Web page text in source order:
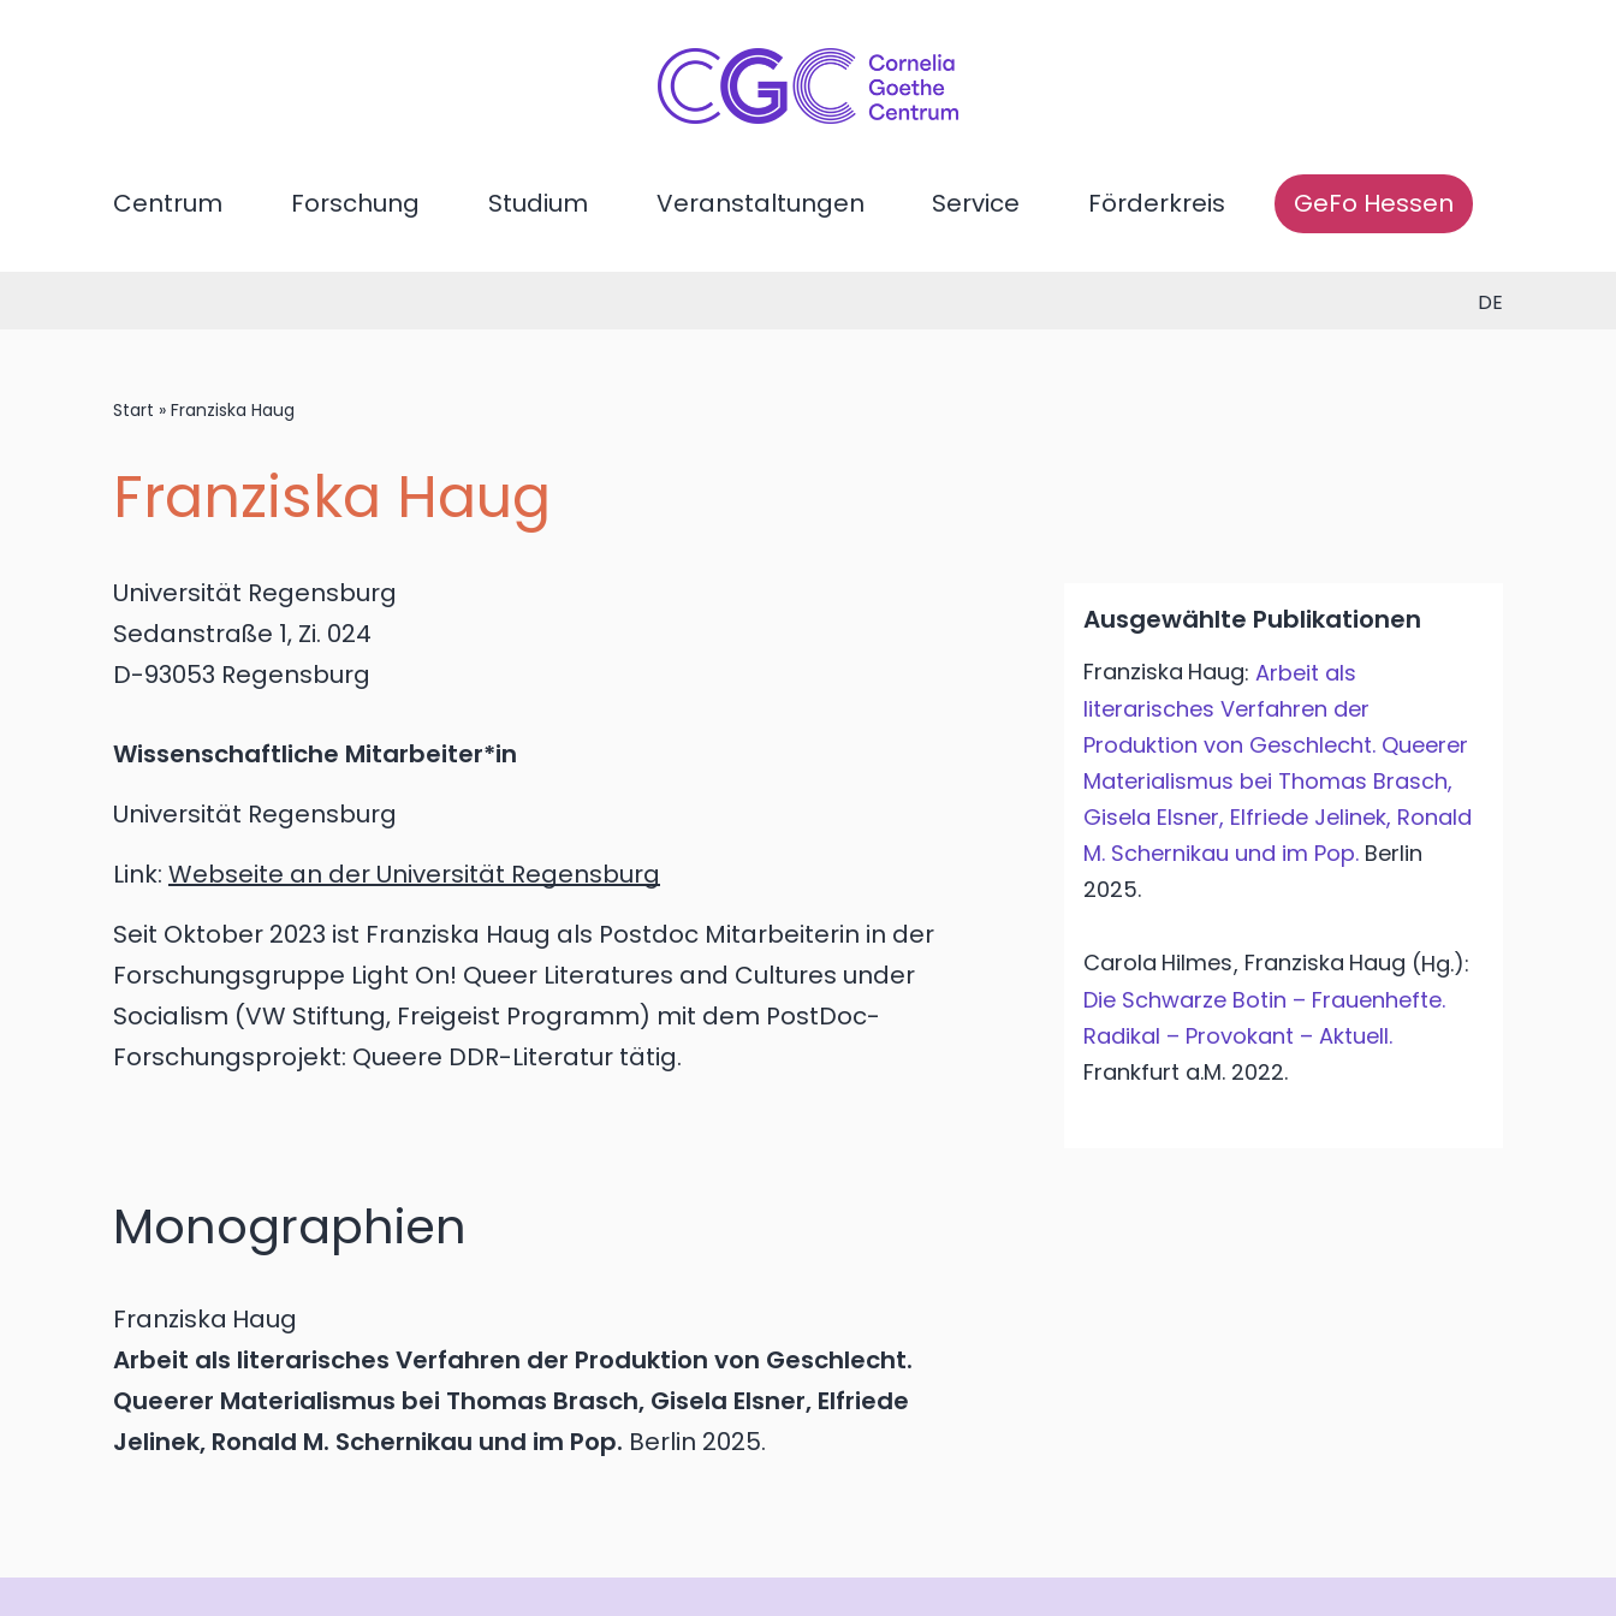
Centrum Forschung Studium Veranstaltungen Service Förderkreis GeFo Hessen
DE
Start » Franziska Haug
Franziska Haug
Universität Regensburg
Sedanstraße 1, Zi. 024
D-93053 Regensburg
Wissenschaftliche Mitarbeiter*in
Universität Regensburg
Link: Webseite an der Universität Regensburg
Seit Oktober 2023 ist Franziska Haug als Postdoc Mitarbeiterin in der
Forschungsgruppe Light On! Queer Literatures and Cultures under
Socialism (VW Stiftung, Freigeist Programm) mit dem PostDoc-
Forschungsprojekt: Queere DDR-Literatur tätig.
Monographien
Franziska Haug
Arbeit als literarisches Verfahren der Produktion von Geschlecht.
Queerer Materialismus bei Thomas Brasch, Gisela Elsner, Elfriede
Jelinek, Ronald M. Schernikau und im Pop. Berlin 2025.
Ausgewählte Publikationen
Franziska Haug: Arbeit als
literarisches Verfahren der
Produktion von Geschlecht. Queerer
Materialismus bei Thomas Brasch,
Gisela Elsner, Elfriede Jelinek, Ronald
M. Schernikau und im Pop. Berlin
2025.
Carola Hilmes, Franziska Haug (Hg.):
Die Schwarze Botin – Frauenhefte.
Radikal – Provokant – Aktuell.
Frankfurt a.M. 2022.